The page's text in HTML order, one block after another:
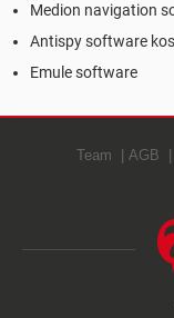
Medion navigation
Antispy software
Emule software
Team AGB